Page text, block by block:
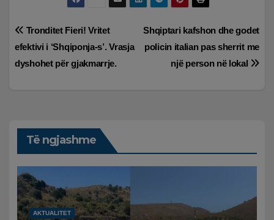
Lëvizje
te
Shqiptari kafshon dhe godet
policin italian pas sherrit me
një person në lokal
Tronditet Fieri! Vritet
efektivi i ‘Shqiponja-s’. Vrasja
dyshohet për gjakmarrje.
Të ngjashme
AKTUALITET